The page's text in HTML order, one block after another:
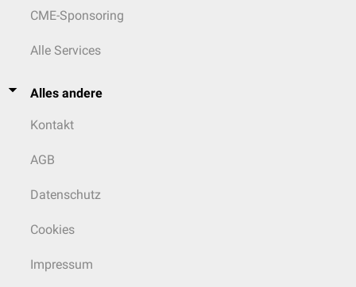
CME-Sponsoring
Alle Services
Alles andere
Kontakt
AGB
Datenschutz
Cookies
Impressum